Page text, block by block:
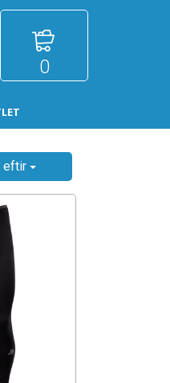
0
eftir